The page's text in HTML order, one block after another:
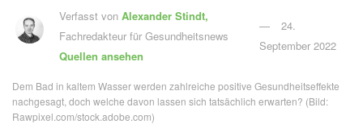
Verfasst vonAlexander Stindt,
Fachredakteur für Gesundheitsnews
Quellen ansehen
24.
September 2022
Dem Bad in kaltem Wasser werden zahlreiche positive Gesundheitseffekte
nachgesagt, doch welche davon lassen sich tatsächlich erwarten? (Bild:
Rawpixel.com/stock.adobe.com)